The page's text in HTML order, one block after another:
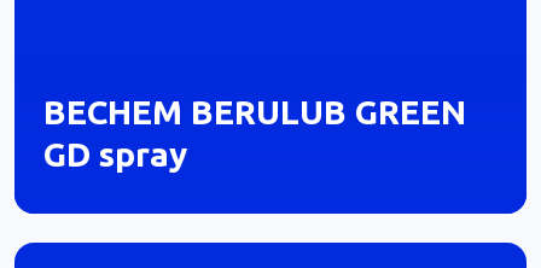
BECHEM BERULUB GREEN
GD spray